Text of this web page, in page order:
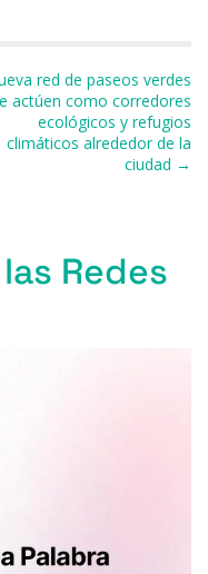
m
l
p
ar
ti
red de paseos verdes
actúen como corredores
ecológicos y refugios
climáticos alrededor de la
ciudad →
Redes